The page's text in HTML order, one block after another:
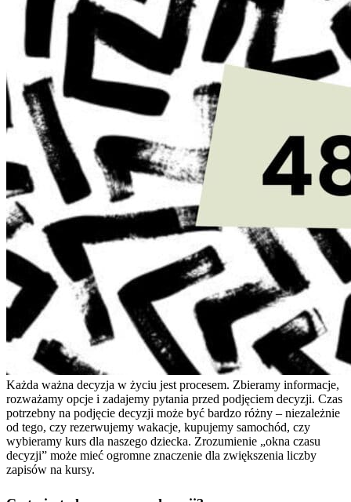
Każda ważna decyzja w życiu jest procesem. Zbieramy informacje,
rozważamy opcje i zadajemy pytania przed podjęciem decyzji. Czas
potrzebny na podjęcie decyzji może być bardzo różny – niezależnie
od tego, czy rezerwujemy wakacje, kupujemy samochód, czy
wybieramy kurs dla naszego dziecka. Zrozumienie „okna czasu
decyzji” może mieć ogromne znaczenie dla zwiększenia liczby
zapisów na kursy.